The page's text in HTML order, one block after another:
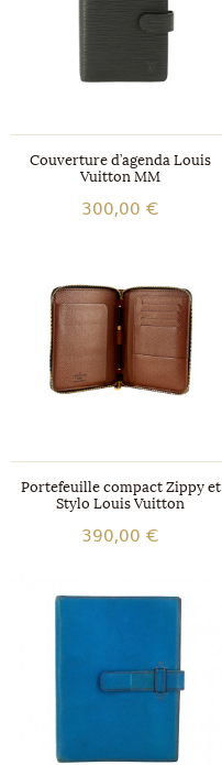
Couverture d’agenda Louis
Vuitton MM
300,00 €
Portefeuille compact Zippy et
Stylo Louis Vuitton
390,00 €